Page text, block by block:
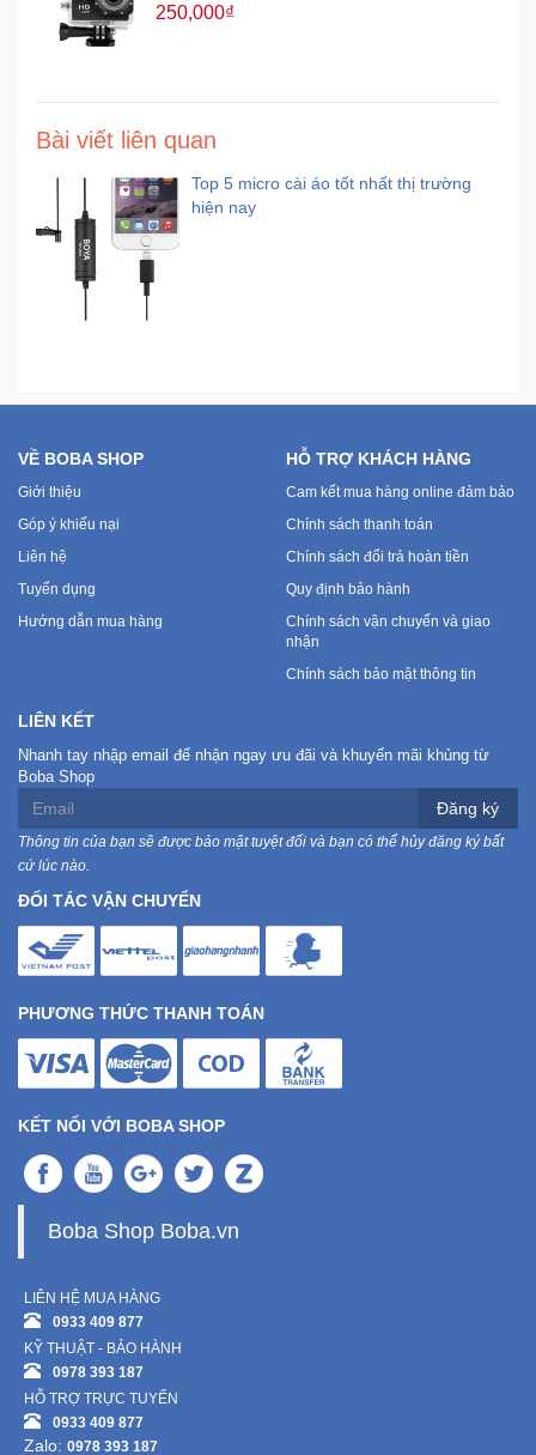
250,000₫
Bài viết liên quan
Top 5 micro cài áo tốt nhất thị trường
hiện nay
VỀ BOBA SHOP
Giới thiệu
Góp ý khiếu nại
Liên hệ
Tuyển dụng
Hướng dẫn mua hàng
HỖ TRỢ KHÁCH HÀNG
Cam kết mua hàng online đảm bảo
Chính sách thanh toán
Chính sách đổi trả hoàn tiền
Quy định bảo hành
Chính sách vận chuyển và giao
nhận
Chính sách bảo mật thông tin
LIÊN KẾT
Nhanh tay nhập email để nhận ngay ưu đãi và khuyến mãi khủng từ
Boba Shop
Đăng ký
Thông tin của bạn sẽ được bảo mật tuyệt đối và bạn có thể hủy đăng ký bất
cứ lúc nào.
ĐỐI TÁC VẬN CHUYỂN
PHƯƠNG THỨC THANH TOÁN
KẾT NỐI VỚI BOBA SHOP
Boba Shop Boba.vn
LIÊN HỆ MUA HÀNG
0933 409 877
KỸ THUẬT - BẢO HÀNH
0978 393 187
HỖ TRỢ TRỰC TUYẾN
0933 409 877
Zalo: 0978 393 187